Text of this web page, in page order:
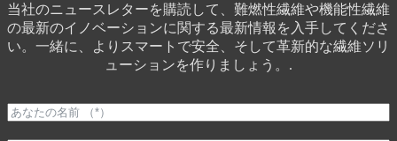
当社のニュースレターを購読して、難燃性繊維や機能性繊維
の最新のイノベーションに関する最新情報を入手してくださ
い。一緒に、よりスマートで安全、そして革新的な繊維ソリ
ューションを作りましょう。.